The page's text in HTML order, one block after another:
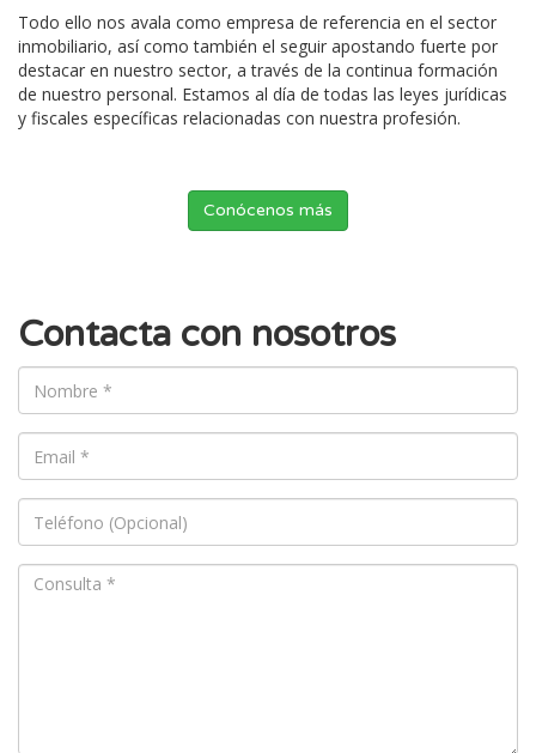
Todo ello nos avala como empresa de referencia en el sector
inmobiliario, así como también el seguir apostando fuerte por
destacar en nuestro sector, a través de la continua formación
de nuestro personal. Estamos al día de todas las leyes jurídicas
y fiscales específicas relacionadas con nuestra profesión.
Conócenos más
Contacta con nosotros